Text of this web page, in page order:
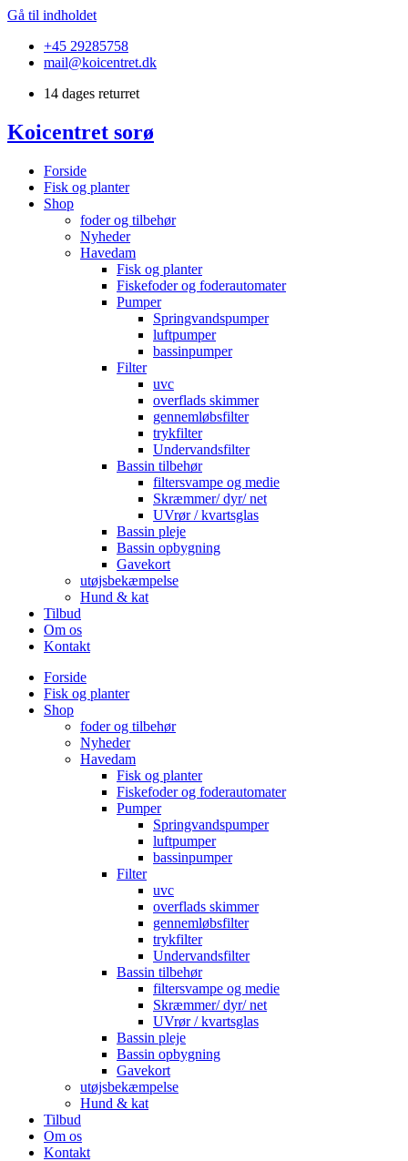
Gå til indholdet
+45 29285758
mail@koicentret.dk
14 dages returret
Koicentret sorø
Forside
Fisk og planter
Shop
foder og tilbehør
Nyheder
Havedam
Fisk og planter
Fiskefoder og foderautomater
Pumper
Springvandspumper
luftpumper
bassinpumper
Filter
uvc
overflads skimmer
gennemløbsfilter
trykfilter
Undervandsfilter
Bassin tilbehør
filtersvampe og medie
Skræmmer/ dyr/ net
UVrør / kvartsglas
Bassin pleje
Bassin opbygning
Gavekort
utøjsbekæmpelse
Hund & kat
Tilbud
Om os
Kontakt
Forside
Fisk og planter
Shop
foder og tilbehør
Nyheder
Havedam
Fisk og planter
Fiskefoder og foderautomater
Pumper
Springvandspumper
luftpumper
bassinpumper
Filter
uvc
overflads skimmer
gennemløbsfilter
trykfilter
Undervandsfilter
Bassin tilbehør
filtersvampe og medie
Skræmmer/ dyr/ net
UVrør / kvartsglas
Bassin pleje
Bassin opbygning
Gavekort
utøjsbekæmpelse
Hund & kat
Tilbud
Om os
Kontakt